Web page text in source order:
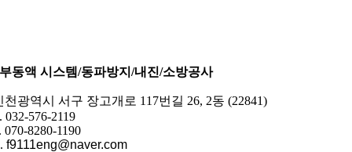
부동액 시스템/동파방지/내진/소방공사
천광역시 서구 장고개로 117번길 26, 2동 (22841)
032-576-2119
070-8280-1190
f9111eng@naver.com